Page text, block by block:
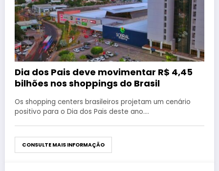
Dia dos Pais deve movimentar R$ 4,45
bilhões nos shoppings do Brasil
Os shopping centers brasileiros projetam um cenário
positivo para o Dia dos Pais deste ano.…
CONSULTE MAIS INFORMAÇÃO